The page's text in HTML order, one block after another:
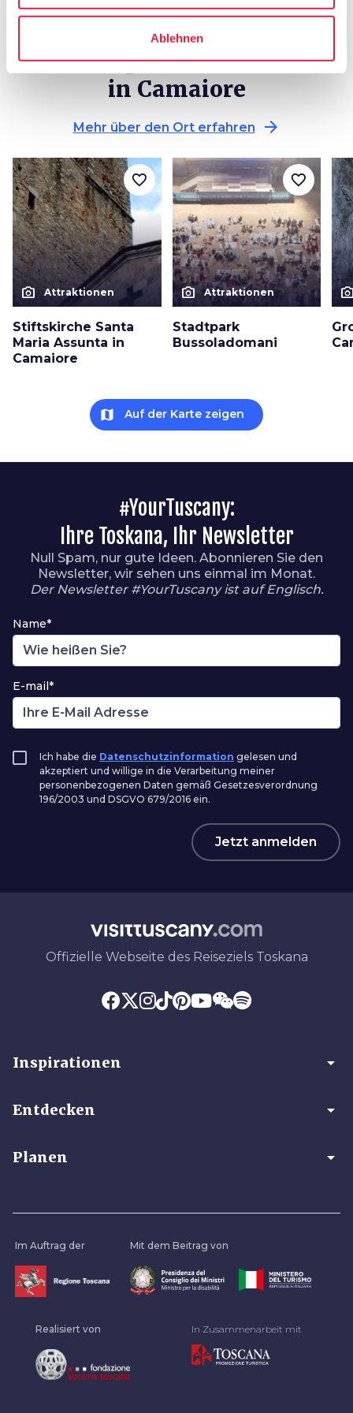
Ablehnen
Sonstige Attraktionen
in Camaiore
Mehr über den Ort erfahren arrow_forward
photo_camera Attraktionen
Stiftskirche Santa
Maria Assunta in
Camaiore
favorite_border
photo_camera Attraktionen
Stadtpark
Bussoladomani
favorite_border
map Auf der Karte zeigen
#YourTuscany:
Ihre Toskana, Ihr Newsletter
Null Spam, nur gute Ideen. Abonnieren Sie den
Newsletter, wir sehen uns einmal im Monat.
Der Newsletter #YourTuscany ist auf Englisch.
Name*
E-mail*
Ich habe die Datenschutzinformation gelesen und
akzeptiert und willige in die Verarbeitung meiner
personenbezogenen Daten gemäß Gesetzesverordnung
196/2003 und DSGVO 679/2016 ein.
Jetzt anmelden
Offizielle Webseite des Reiseziels Toskana
Inspirationen arrow_drop_down
Entdecken arrow_drop_down
Planen arrow_drop_down
Im Auftrag der Mit dem Beitrag von
Realisiert von In Zusammenarbeit mit